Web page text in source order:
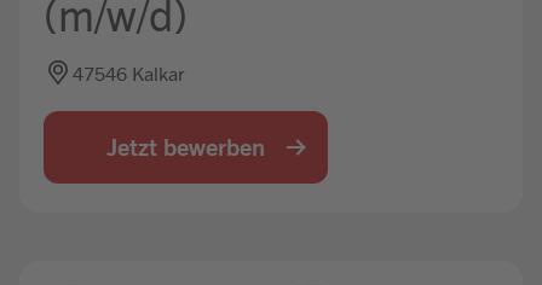
(m/w/d)
47546 Kalkar
Jetzt bewerben